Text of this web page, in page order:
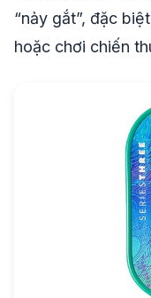
“nảy gắt”, đặc
hoặc chơi chiến